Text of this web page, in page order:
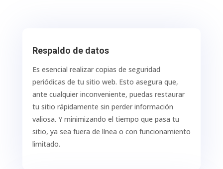
Respaldo de datos
Es esencial realizar copias de seguridad
periódicas de tu sitio web. Esto asegura que,
ante cualquier inconveniente, puedas restaurar
tu sitio rápidamente sin perder información
valiosa. Y minimizando el tiempo que pasa tu
sitio, ya sea fuera de línea o con funcionamiento
limitado.